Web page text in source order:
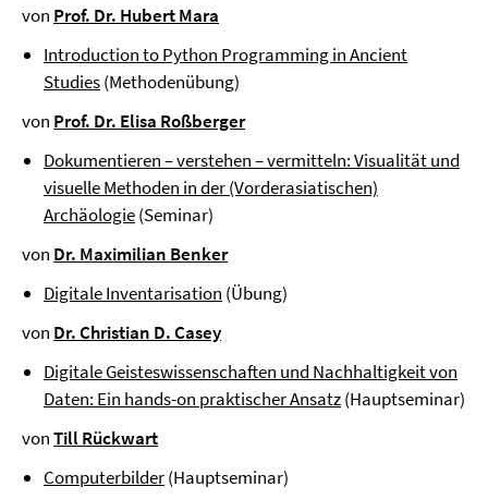
von Prof. Dr. Hubert Mara
Introduction to Python Programming in Ancient
Studies(Methodenübung)
von Prof. Dr. Elisa Roßberger
Dokumentieren – verstehen – vermitteln: Visualität und
visuelle Methoden in der (Vorderasiatischen)
Archäologie(Seminar)
von Dr. Maximilian Benker
Digitale Inventarisation (Übung)
von Dr. Christian D. Casey
Digitale Geisteswissenschaften und Nachhaltigkeit von
Daten: Ein hands-on praktischer Ansatz(Hauptseminar)
vonTill Rückwart
Computerbilder(Hauptseminar)